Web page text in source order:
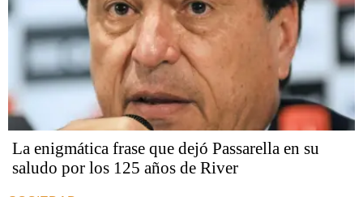
La enigmática frase que dejó Passarella en su
saludo por los 125 años de River